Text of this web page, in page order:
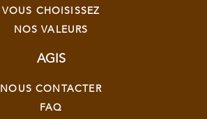
VOUS CHOISISSEZ
NOS VALEURS
AGIS
NOUS CONTACTER
FAQ